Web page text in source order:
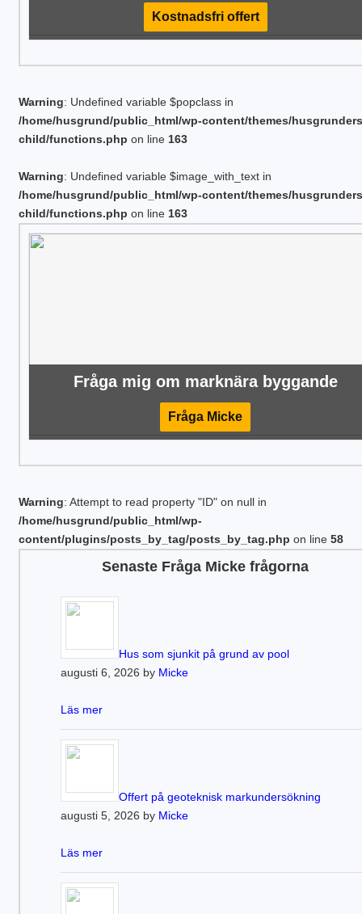
Kostnadsfri offert
Warning: Undefined variable $popclass in
/home/husgrund/public_html/wp-content/themes/
child/functions.php on line 163
Warning: Undefined variable $image_with_text in
/home/husgrund/public_html/wp-content/themes/
child/functions.php on line 163
Fråga mig om marknära byggande
Fråga Micke
Warning: Attempt to read property "ID" on null in
/home/husgrund/public_html/wp-
content/plugins/posts_by_tag/posts_by_tag.php on line 58
Senaste Fråga Micke frågorna
Hus som sjunkit på grund av pool
augusti 6, 2026 by Micke
Läs mer
Offert på geoteknisk markundersökning
augusti 5, 2026 by Micke
Läs mer